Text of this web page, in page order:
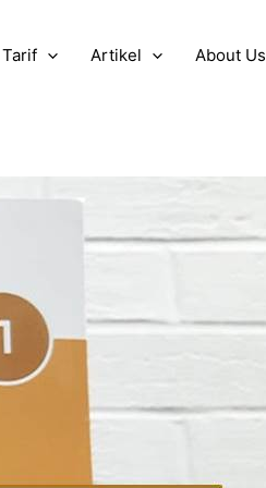
Tarif Artikel About Us